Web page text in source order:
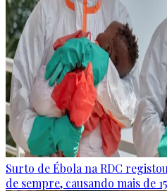
Surto de Ébola na RDC
de sempre, causando mais de